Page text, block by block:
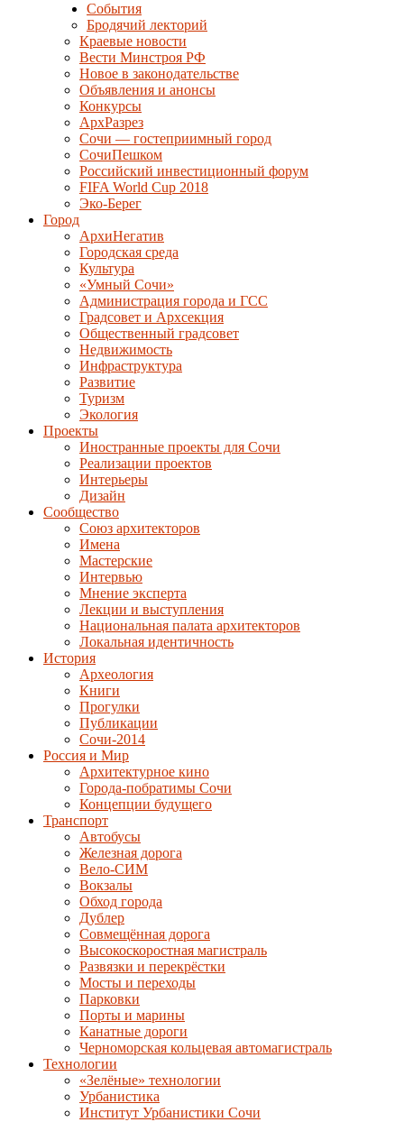
События
Бродячий лекторий
Краевые новости
Вести Минстроя РФ
Новое в законодательстве
Объявления и анонсы
Конкурсы
АрхРазрез
Сочи — гостеприимный город
СочиПешком
Российский инвестиционный форум
FIFA World Cup 2018
Эко-Берег
Город
АрхиНегатив
Городская среда
Культура
«Умный Сочи»
Администрация города и ГСС
Градсовет и Архсекция
Общественный градсовет
Недвижимость
Инфраструктура
Развитие
Туризм
Экология
Проекты
Иностранные проекты для Сочи
Реализации проектов
Интерьеры
Дизайн
Сообщество
Союз архитекторов
Имена
Мастерские
Интервью
Мнение эксперта
Лекции и выступления
Национальная палата архитекторов
Локальная идентичность
История
Археология
Книги
Прогулки
Публикации
Сочи-2014
Россия и Мир
Архитектурное кино
Города-побратимы Сочи
Концепции будущего
Транспорт
Автобусы
Железная дорога
Вело-СИМ
Вокзалы
Обход города
Дублер
Совмещённая дорога
Высокоскоростная магистраль
Развязки и перекрёстки
Мосты и переходы
Парковки
Порты и марины
Канатные дороги
Черноморская кольцевая автомагистраль
Технологии
«Зелёные» технологии
Урбанистика
Институт Урбанистики Сочи